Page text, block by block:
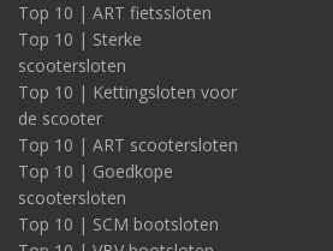
Top 10 | ART fietssloten
Top 10 | Sterke
scootersloten
Top 10 | Kettingsloten voor
de scooter
Top 10 | ART scootersloten
Top 10 | Goedkope
scootersloten
Top 10 | SCM bootsloten